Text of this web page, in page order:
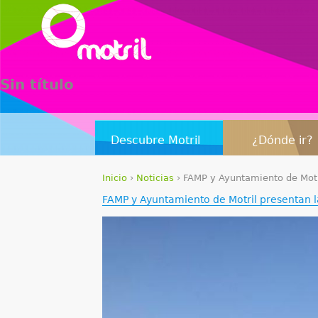
Sin título
Descubre Motril ¿Dónde ir?
S
Inicio › Noticias › FAMP y Ayuntamiento de
FAMP y Ayuntamiento de Motril